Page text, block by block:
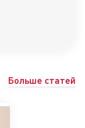
Больше статей